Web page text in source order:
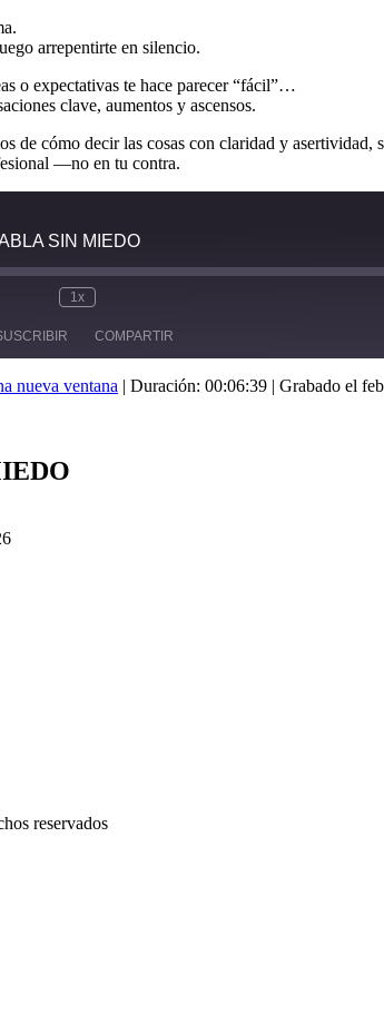
arrepentirte en silencio.
o expectativas te hace parecer “fácil”…
clave, aumentos y ascensos.
de cómo decir las cosas con claridad y
—no en tu contra.
SIN MIEDO
1x
COMPARTIR
nueva ventana | Duración: 00:06:39 | Grabado el
reservados